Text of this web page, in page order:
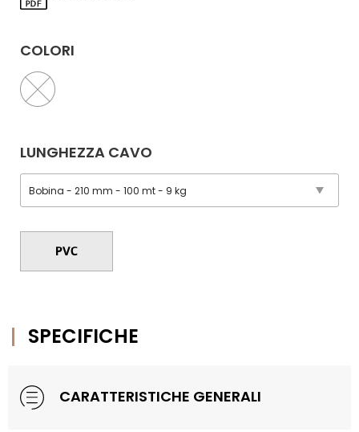
COLORI
LUNGHEZZA CAVO
SPECIFICHE
CARATTERISTICHE GENERALI